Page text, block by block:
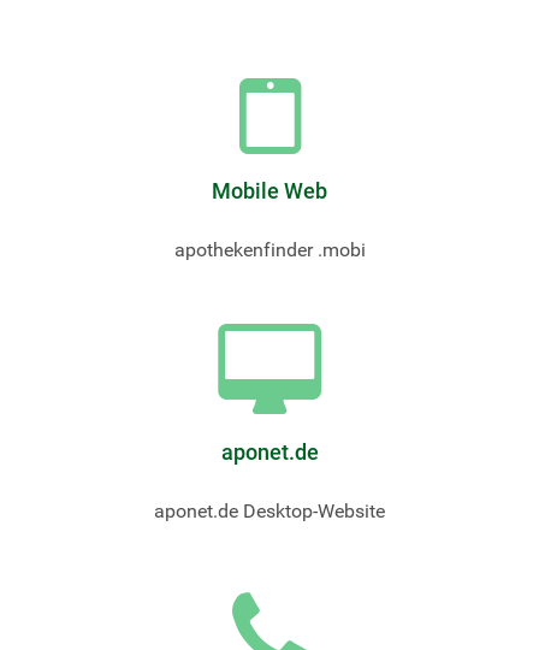
Mobile Web
apothekenfinder .mobi
aponet.de
aponet.de Desktop-Website